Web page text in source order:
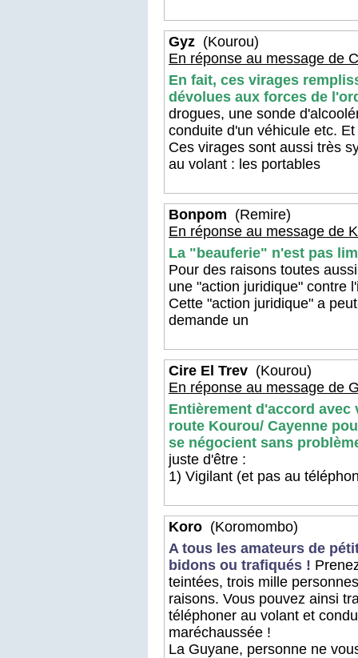
Gyz (Kourou)
En réponse au message de
En fait, ces virages
dévolues aux forces de
drogues, une sonde
conduite d'un véhicule etc.
Ces virages sont aussi très
au volant : les portables
Bonpom (Remire)
En réponse au message de
La "beauferie" n'est pas
Pour des raisons toutes
une "action juridique" contre
Cette "action juridique" a
demande un
Cire El Trev (Kourou)
En réponse au message de
Entièrement d'accord
route Kourou/ Cayenne
se négocient sans
juste d'être :
1) Vigilant (et pas au
Koro (Koromombo)
A tous les amateurs de
bidons ou trafiqués !
teintées, trois mille
raisons. Vous pouvez ainsi
téléphoner au volant et
maréchaussée !
La Guyane, personne ne